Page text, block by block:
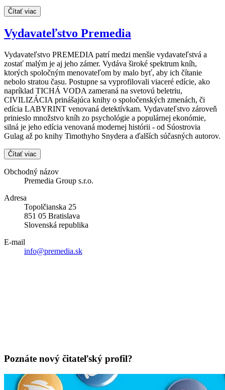
Čítať viac
Vydavateľstvo Premedia
Vydavateľstvo PREMEDIA patrí medzi menšie vydavateľstvá a
zostať malým je aj jeho zámer. Vydáva široké spektrum kníh,
ktorých spoločným menovateľom by malo byť, aby ich čítanie
nebolo stratou času. Postupne sa vyprofilovali viaceré edície, ako
napríklad TICHÁ VODA zameraná na svetovú beletriu,
CIVILIZÁCIA prinášajúca knihy o spoločenských zmenách, či
edícia LABYRINT venovaná detektívkam. Vydavateľstvo zároveň
prinieslo množstvo kníh zo psychológie a populárnej ekonómie,
silná je jeho edícia venovaná modernej histórii - od Súostrovia
Gulag až po knihy Timothyho Snydera a ďalších súčasných autorov.
Čítať viac
Obchodný názov
Premedia Group s.r.o.
Adresa
Topolčianska 25
851 05 Bratislava
Slovenská republika
E-mail
info@premedia.sk
Poznáte nový čitateľský profil?